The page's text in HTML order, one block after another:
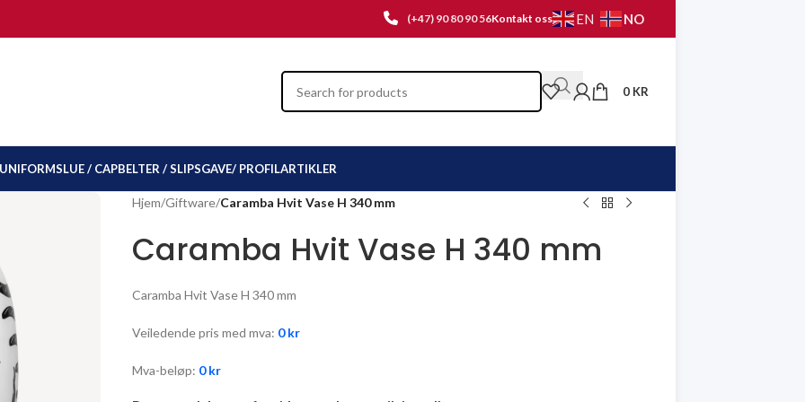
(+47) 90 80 90 56Kontakt oss EN NO
0 KR
UNIFORMSLUE / CAPBELTER / SLIPSGAVE/ PROFILARTIKLER
Hjem/Giftware/Caramba Hvit Vase H 340 mm
Caramba Hvit Vase H 340 mm
Caramba Hvit Vase H 340 mm
Veiledende pris med mva: 0kr
Mva-beløp: 0kr